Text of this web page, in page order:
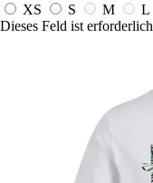
XS
S M L
Dieses Feld ist erforderlich